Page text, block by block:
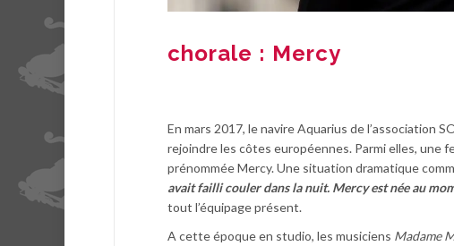
chorale : Mercy
En mars 2017, le navire Aquarius de l’asso­cia­tion
rejoindre les côtes euro­péennes. Parmi elles, une
prénommée Mercy. Une situation dramatique
avait failli couler dans la nuit. Mercy est née au
tout l’équipage présent.
A cette époque en studio, les musiciens Madame